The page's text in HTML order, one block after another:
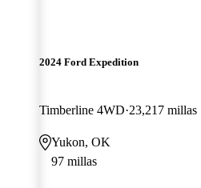
2024 Ford Expedition
Timberline 4WD 23,217 millas
Yukon, OK
97 millas